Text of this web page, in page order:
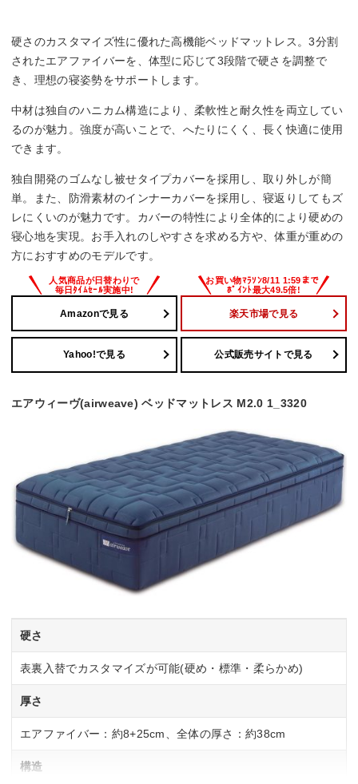
サイズ展開
シングル・セミダブル・ダブル
硬さのカスタマイズ性に優れた高機能ベッドマットレス。3分割
されたエアファイバーを、体型に応じて3段階で硬さを調整で
き、理想の寝姿勢をサポートします。
中材は独自のハニカム構造により、柔軟性と耐久性を両立してい
るのが魅力。強度が高いことで、へたりにくく、長く快適に使用
できます。
独自開発のゴムなし被せタイプカバーを採用し、取り外しが簡
単。また、防滑素材のインナーカバーを採用し、寝返りしてもズ
レにくいのが魅力です。カバーの特性により全体的により硬めの
寝心地を実現。お手入れのしやすさを求める方や、体重が重めの
方におすすめのモデルです。
Amazonで見る 楽天市場で見る
Yahoo!で見る 公式販売サイトで見る
エアウィーヴ(airweave) ベッドマットレス M2.0 1_3320
硬さ
表裏入替でカスタマイズが可能(硬め・標準・柔らかめ)
厚さ
エアファイバー：約8+25cm、全体の厚さ：約38cm
構造